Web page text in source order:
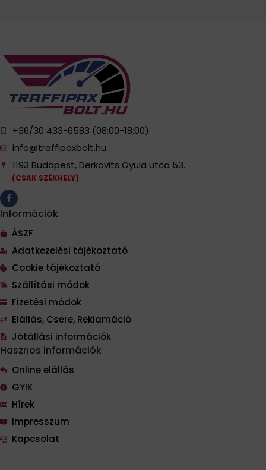
+36/30 433-6583 (08:00-18:00)
info@traffipaxbolt.hu
1193 Budapest, Derkovits Gyula utca 53.
(CSAK SZÉKHELY)
Információk
ÁSZF
Adatkezelési tájékoztató
Cookie tájékoztató
Szállítási módok
Fizetési módok
Elállás, Csere, Reklamáció
Jótállási információk
Hasznos információk
Online elállás
GYIK
Hírek
Impresszum
Kapcsolat